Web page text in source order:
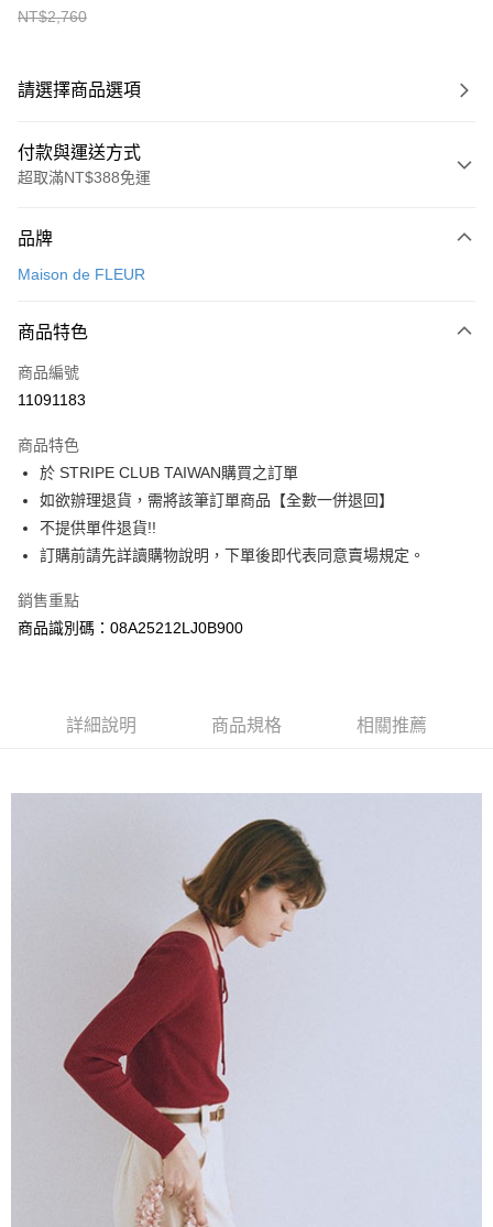
NT$2,760
請選擇商品選項
付款與運送方式
超取滿NT$388免運
信用卡一次付款
3 期 0 利率 每期
合作金庫商業銀行
上海商業儲蓄銀行
臺灣中小企業銀行
匯豐（台灣）商業銀行
華泰商業銀行
聯邦商業銀行
遠東國際商業銀行
元大商業銀行
玉山商業銀行
星展（台灣）商業銀行
台灣樂天信用卡公司
超商取貨付款
LINE Pay
Apple Pay
街口支付
悠遊付
大哥付你分期
相關說明
流程，驗證手機門號後，選擇欲分期的期數、繳款截止日，確認付款後即完
1.分期款項不併入電信帳單，「大哥付你分期」於每月結算日後寄送繳費提
2.透過簡訊連結打開帳單後，可選擇「超商條碼／台灣大直營門市／銀行轉
帳／街口支付／iPASS MONEY」等通路繳費。
1.本服務係由「台灣大哥大股份有限公司」（以下簡稱本公司）所提供，讓
用戶於交易時，得透過本服務購買商品或服務，並由商店將買賣／分期付款
買賣價金債權讓與本公司後，依約使用本公司帳單繳交帳款。
2.基於同意付款使用「大哥付你分期」之契約關係目的，商店將以您的個人
資料（包含姓名、電話或地址）提供予台灣大哥大進項蒐集、處理及利用，
由本公司與您本人進行分期帳單所需資料之確認、核對及更正。
3.完整用戶服務條款，請詳閱以下連結：
【關於「AFTEE先享後付」】
１．簡單：不需註冊會員、不需綁卡、不需儲值。
３．安心：先確認商品／服務後，再付款。
【「AFTEE先享後付」結帳流程】
１．於結帳方式選擇「AFTEE先享後付」後，將跳轉至「AFTEE先享後付」
結帳頁面，進行簡訊認證並確認金額後，即可完成結帳。
２．訂單成立數日內，您將收到繳費通知簡訊。
３．收到繳費通知簡訊後14天內，點擊此簡訊中的連結，可透過四大超商／
ATM／網路銀行／等多元方式進行付款，方視為交易完成。
※ 請注意：結帳手續完成當下不需立刻繳費，但若您需要取消訂單，請聯絡
購買商品的店家。未經商家同意取消之訂單仍視為有效，需透過AFTEE先享
後付繳納相關費用。
※ 交易是否成功請以「AFTEE先享後付 」之結帳頁面顯示為準，若有關於
是否繳費成功／繳費後需取消欲退款等相關疑問，請聯繫「AFTEE先享後付
客戶支援中心」https://netprotections.freshdesk.com/support/home
１．透過由恩沛科技股份有限公司提供之「AFTEE先享後付」服務完成之交
易，需依本服務之必要範圍內提供個人資料，並將交易相關給付款項請求債
權轉讓予恩沛科技股份有限公司。
２．關於個人資料處理事宜，請瀏覽以下網址：
每筆NT$60，滿NT$388(含以上)免運費
每筆NT$60，滿NT$388(含以上)免運費
每筆NT$60，滿NT$888(含以上)免運費
萊爾富純取貨
每筆NT$60，滿NT$888(含以上)免運費
7-11取貨付款
每筆NT$60，滿NT$888(含以上)免運費
每筆NT$60，滿NT$888(含以上)免運費
品牌
Maison de FLEUR
商品特色
商品編號
11091183
商品特色
於 STRIPE CLUB TAIWAN購買之訂單
如欲辦理退貨，需將該筆訂單商品【全數一併退回】
不提供單件退貨!!
訂購前請先詳讀購物說明，下單後即代表同意賣場規定。
銷售重點
商品識別碼：08A25212LJ0B900
詳細說明 商品規格 相關推薦